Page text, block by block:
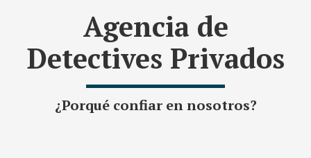
Agencia de
Detectives Privados
¿Porqué confiar en nosotros?